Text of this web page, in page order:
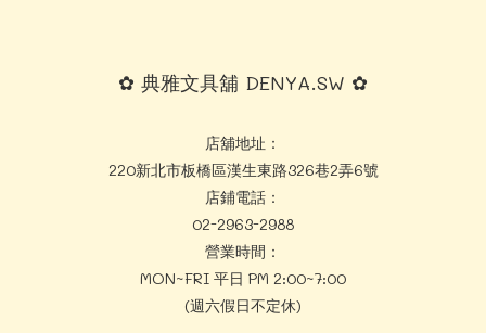
✿ 典雅文具舖 DENYA.SW ✿
店舖地址：
220新北市板橋區漢生東路326巷2弄6號
店鋪電話：
02-2963-2988
營業時間：
MON~FRI 平日 PM 2:00~7:00
(週六假日不定休)